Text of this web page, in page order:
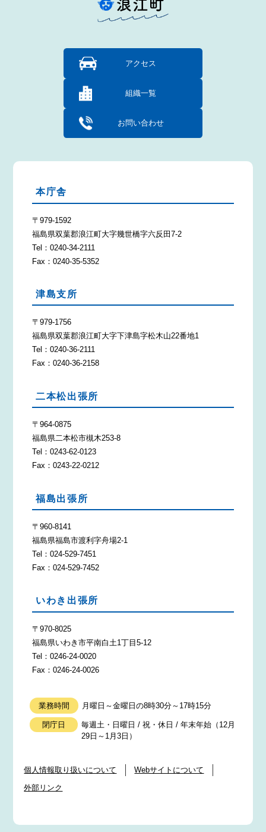
アクセス
組織一覧
お問い合わせ
本庁舎
〒979-1592
福島県双葉郡浪江町大字幾世橋字六反田7-2
Tel：0240-34-2111
Fax：0240-35-5352
津島支所
〒979-1756
福島県双葉郡浪江町大字下津島字松木山22番地1
Tel：0240-36-2111
Fax：0240-36-2158
二本松出張所
〒964-0875
福島県二本松市槻木253-8
Tel：0243-62-0123
Fax：0243-22-0212
福島出張所
〒960-8141
福島県福島市渡利字舟場2-1
Tel：024-529-7451
Fax：024-529-7452
いわき出張所
〒970-8025
福島県いわき市平南白土1丁目5-12
Tel：0246-24-0020
Fax：0246-24-0026
業務時間 月曜日～金曜日の8時30分～17時15分
閉庁日
毎週土・日曜日 / 祝・休日 / 年末年始（12月
29日～1月3日）
個人情報取り扱いについて
Webサイトについて
外部リンク